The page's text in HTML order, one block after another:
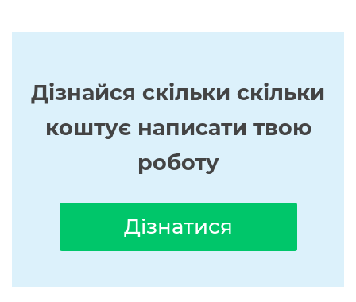
Дізнайся скільки скільки
коштує написати твою
роботу
Дізнатися